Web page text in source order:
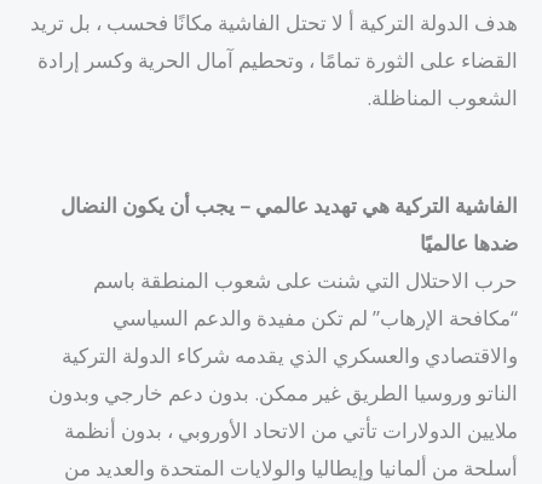
هدف الدولة التركية أ لا تحتل الفاشية مكانًا فحسب ، بل تريد
القضاء على الثورة تمامًا ، وتحطيم آمال الحرية وكسر إرادة
الشعوب المناظلة.
الفاشية التركية هي تهديد عالمي – يجب أن يكون النضال
ضدها عالميًا
حرب الاحتلال التي شنت على شعوب المنطقة باسم
“مكافحة الإرهاب” لم تكن مفيدة والدعم السياسي
والاقتصادي والعسكري الذي يقدمه شركاء الدولة التركية
الناتو وروسيا الطريق غير ممكن. بدون دعم خارجي وبدون
ملايين الدولارات تأتي من الاتحاد الأوروبي ، بدون أنظمة
أسلحة من ألمانيا وإيطاليا والولايات المتحدة والعديد من